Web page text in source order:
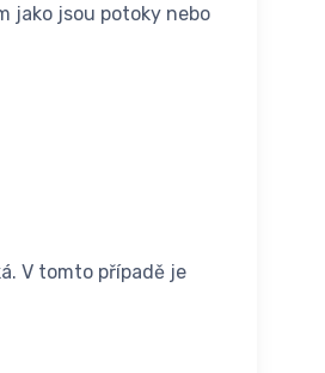
jako jsou potoky nebo
V tomto případě je